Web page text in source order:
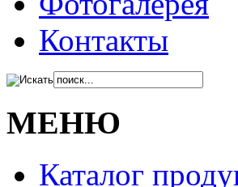
Контакты
МЕНЮ
Каталог